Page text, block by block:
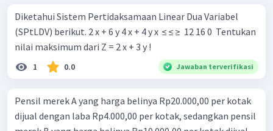
Diketahui Sistem Pertidaksamaan Linear Dua Variabel
(SPtLDV) berikut. 2 x + 6 y 4 x + 4 y x ​ ≤ ≤ ≥ ​ 12 16 0 ​ Tentukan
nilai maksimum dari Z = 2 x + 3 y !
1 0.0 Jawaban terverifikasi
Pensil merek A yang harga belinya Rp20.000,00 per kotak
dijual dengan laba Rp4.000,00 per kotak, sedangkan pensil